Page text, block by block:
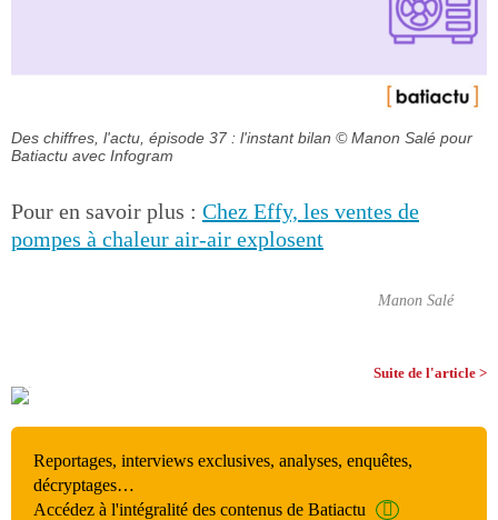
Des chiffres, l'actu, épisode 37 : l'instant bilan © Manon Salé pour
Batiactu avec Infogram
Pour en savoir plus : Chez Effy, les ventes de
pompes à chaleur air-air explosent
Manon Salé
Suite de l'article >
Reportages, interviews exclusives, analyses, enquêtes,
décryptages…
Accédez à l'intégralité des contenus de Batiactu